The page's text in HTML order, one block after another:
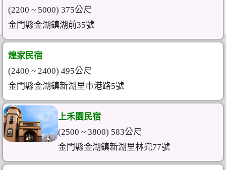
(2200 ~ 5000) 375公尺
金門縣金湖鎮湖前35號
煌家民宿
(2400 ~ 2400) 495公尺
金門縣金湖鎮新湖里市港路5號
上禾園民宿
(2500 ~ 3800) 583公尺
金門縣金湖鎮新湖里林兜77號